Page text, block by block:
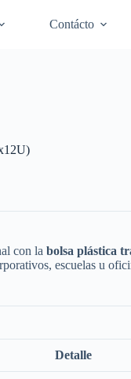
Contácto
con la bolsa plástica
escuelas u
Detalle